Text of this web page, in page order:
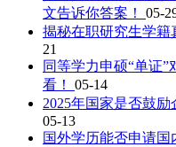
文告诉你答案！ 05-
揭秘在职研究生学籍
21
同等学力申硕“单证
看！ 05-14
2025年国家是否鼓
05-13
国外学历能否申请国